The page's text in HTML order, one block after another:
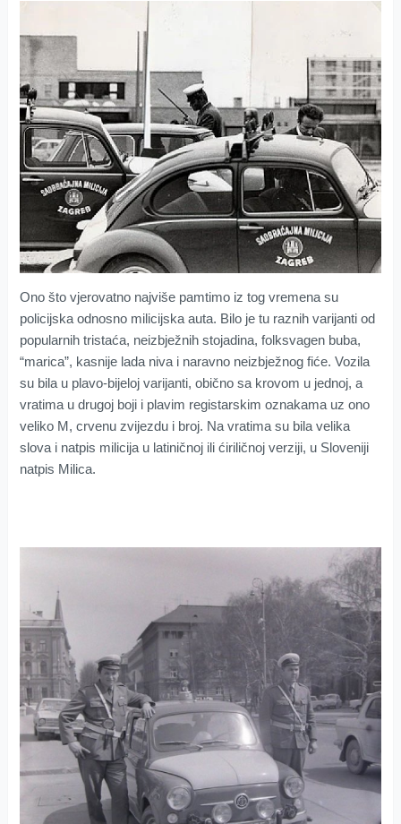
Ono što vjerovatno najviše pamtimo iz tog vremena su
policijska odnosno milicijska auta. Bilo je tu raznih varijanti od
popularnih tristaća, neizbježnih stojadina, folksvagen buba,
“marica”, kasnije lada niva i naravno neizbježnog fiće. Vozila
su bila u plavo-bijeloj varijanti, obično sa krovom u jednoj, a
vratima u drugoj boji i plavim registarskim oznakama uz ono
veliko M, crvenu zvijezdu i broj. Na vratima su bila velika
slova i natpis milicija u latiničnoj ili ćiriličnoj verziji, u Sloveniji
natpis Milica.